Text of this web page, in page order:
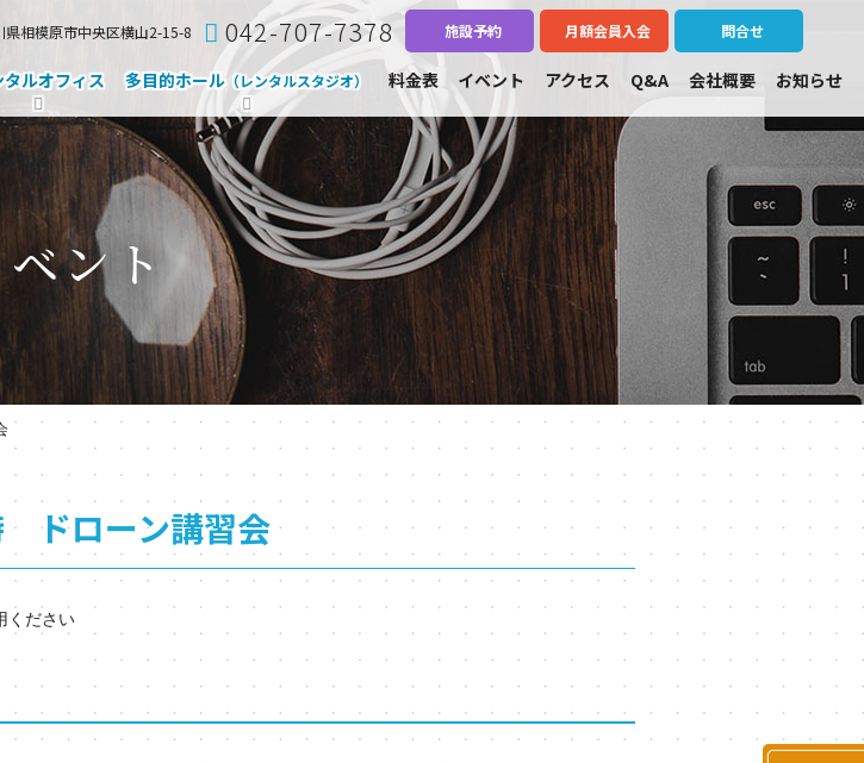
県相模原市中央区横山2-15-8 042-707-7378 施設予約 月額会員入会 問合せ
タルオフィス 多目的ホール（レンタルスタジオ） 料金表 イベント アクセス Q&A 会社概要 お知らせ
ント
ドローン講習会
ください